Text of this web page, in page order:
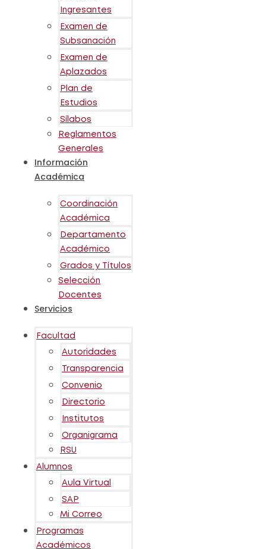
Ingresantes
Examen de
Subsanación
Examen de
Aplazados
Plan de
Estudios
Sílabos
Reglamentos
Generales
Información
Académica
Coordinación
Académica
Departamento
Académico
Grados y Títulos
Selección
Docentes
Servicios
Facultad
Autoridades
Transparencia
Convenio
Directorio
Institutos
Organigrama
RSU
Alumnos
Aula Virtual
SAP
Mi Correo
Programas
Académicos